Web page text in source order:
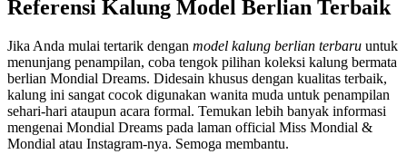
Referensi Kalung Model Berlian Terbaik
Jika Anda mulai tertarik dengan model kalung berlian terbaru untuk
menunjang penampilan, coba tengok pilihan koleksi kalung bermata
berlian Mondial Dreams. Didesain khusus dengan kualitas terbaik,
kalung ini sangat cocok digunakan wanita muda untuk penampilan
sehari-hari ataupun acara formal. Temukan lebih banyak informasi
mengenai Mondial Dreams pada laman official Miss Mondial &
Mondial atau Instagram-nya. Semoga membantu.